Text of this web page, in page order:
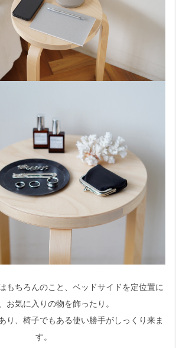
もちろんのこと、ベッドサイドを定位置に
お気に入りの物を飾ったり。
り、椅子でもある使い勝手がしっくり来ま
す。